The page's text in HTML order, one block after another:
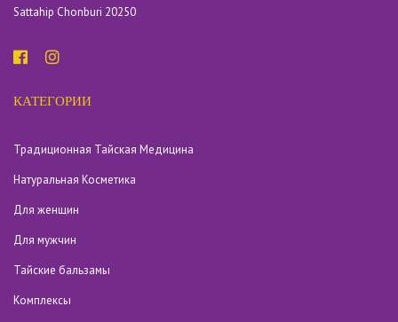
Sattahip Chonburi 20250
КАТЕГОРИИ
Традиционная Тайская Медицина
Натуральная Косметика
Для женщин
Для мужчин
Тайские бальзамы
Комплексы